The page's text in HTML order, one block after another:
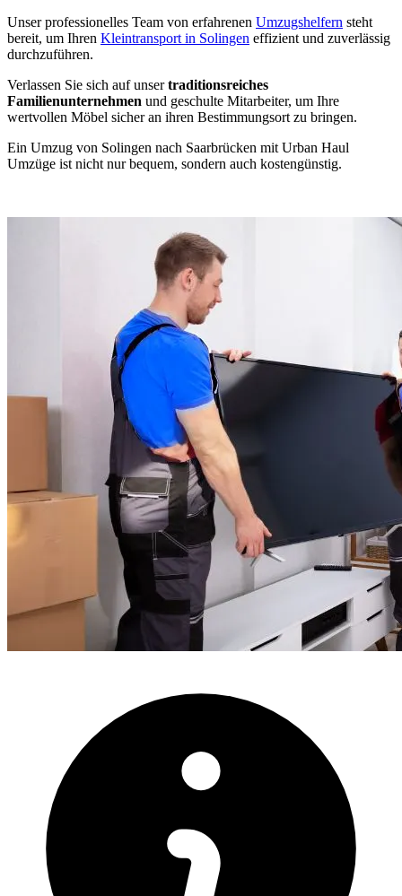
Unser professionelles Team von erfahrenen Umzugshelfern steht
bereit, um Ihren Kleintransport in Solingen effizient und zuverlässig
durchzuführen.
Verlassen Sie sich auf unsertraditionsreiches
Familienunternehmen und geschulte Mitarbeiter, um Ihre
wertvollen Möbel sicher an ihren Bestimmungsort zu bringen.
Ein Umzug von Solingen nach Saarbrücken mit Urban Haul
Umzüge ist nicht nur bequem, sondern auch kostengünstig.